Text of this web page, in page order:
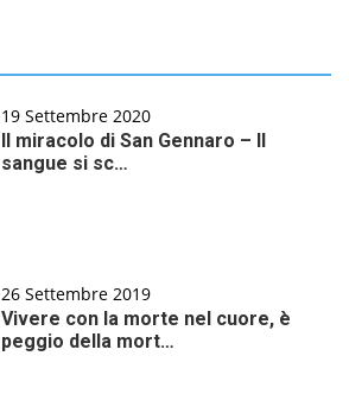
19 Settembre 2020
Il miracolo di San Gennaro – Il
sangue si sc…
26 Settembre 2019
Vivere con la morte nel cuore, è
peggio della mort…